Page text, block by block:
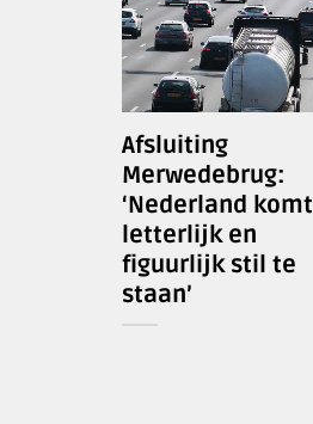
Afsluiting
Merwedebrug:
‘Nederland komt
letterlijk en
figuurlijk stil te
staan’